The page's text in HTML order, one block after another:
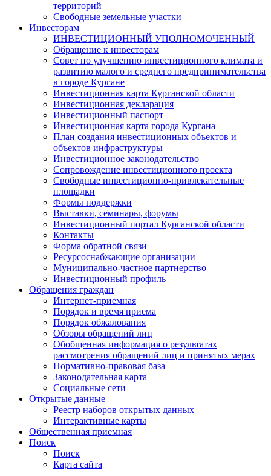
территорий
Свободные земельные участки
Инвесторам
ИНВЕСТИЦИОННЫЙ УПОЛНОМОЧЕННЫЙ
Обращение к инвесторам
Совет по улучшению инвестиционного климата и
развитию малого и среднего предпринимательства
в городе Кургане
Инвестиционная карта Курганской области
Инвестиционная декларация
Инвестиционный паспорт
Инвестиционная карта города Кургана
План создания инвестиционных объектов и
объектов инфраструктуры
Инвестиционное законодательство
Сопровождение инвестиционного проекта
Свободные инвестиционно-привлекательные
площадки
Формы поддержки
Выставки, семинары, форумы
Инвестиционный портал Курганской области
Контакты
Форма обратной связи
Ресурсоснабжающие организации
Муниципально-частное партнерство
Инвестиционный профиль
Обращения граждан
Интернет-приемная
Порядок и время приема
Порядок обжалования
Обзоры обращений лиц
Обобщенная информация о результатах
рассмотрения обращений лиц и принятых мерах
Нормативно-правовая база
Законодательная карта
Социальные сети
Открытые данные
Реестр наборов открытых данных
Интерактивные карты
Общественная приемная
Поиск
Поиск
Карта сайта